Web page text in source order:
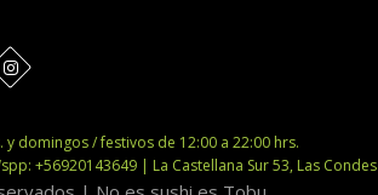
domingos / festivos de 12:00 a 22:00 hrs.
+56920143649 | La Castellana Sur 53, Las Condes